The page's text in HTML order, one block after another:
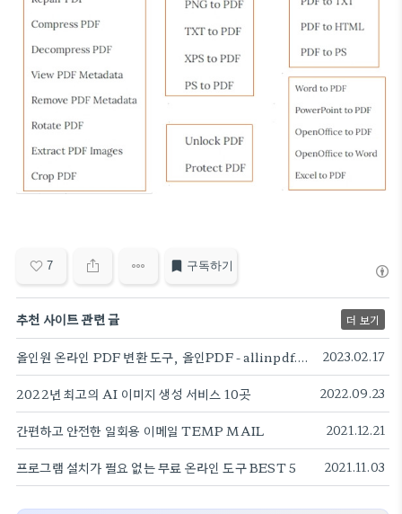
7 구독하기
추천 사이트 관련 글 더 보기
올인원 온라인 PDF 변환 도구, 올인PDF - allinpdf.com (무료) 2023.02.17
2022년 최고의 AI 이미지 생성 서비스 10곳 2022.09.23
간편하고 안전한 일회용 이메일 TEMP MAIL 2021.12.21
프로그램 설치가 필요 없는 무료 온라인 도구 BEST 5 2021.11.03